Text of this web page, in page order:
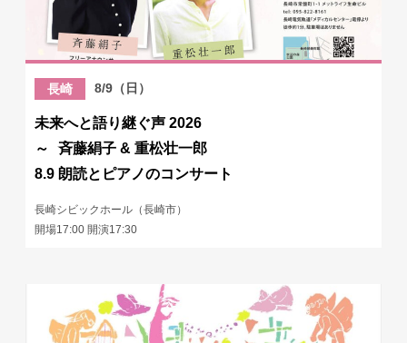
長崎 8/9（日）
未来へと語り継ぐ声 2026
～ 斉藤絹子 & 重松壮一郎
8.9 朗読とピアノのコンサート
長崎シビックホール（長崎市）
開場17:00 開演17:30